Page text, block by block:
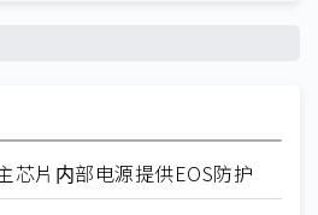
芯片内部电源提供EOS防护